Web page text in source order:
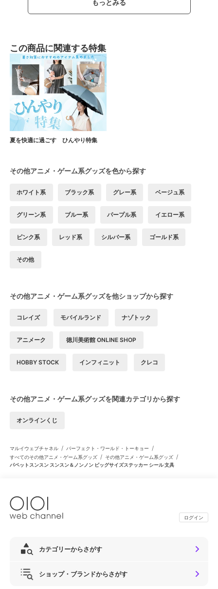
もっとみる
この商品に関連する特集
夏を快適に過ごす ひんやり特集
その他アニメ・ゲーム系グッズを色から探す
ホワイト系 ブラック系 グレー系 ベージュ系
グリーン系 ブルー系 パープル系 イエロー系
ピンク系 レッド系 シルバー系 ゴールド系
その他
その他アニメ・ゲーム系グッズを他ショップから探す
コレイズ モバイルランド ナゾトック
アニメーク 徳川美術館 ONLINE SHOP
HOBBY STOCK インフィニット クレコ
その他アニメ・ゲーム系グッズを関連カテゴリから探す
オンラインくじ
マルイウェブチャネル / パーフェクト・ワールド・トーキョー /
すべてのその他アニメ・ゲーム系グッズ / その他アニメ・ゲーム系グッズ /
パペットスンスン スンスン＆ノンノン ビッグサイズステッカー シール 文具
ログイン
カテゴリーからさがす
ショップ・ブランドからさがす